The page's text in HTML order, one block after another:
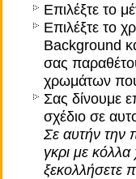
Επιλέξτε το
Επιλέξτε το
Background
σας
χρωμάτων που
Σας δίνουμε
σχέδιο σε
Σε αυτήν την
γκρι με
ξεκολλήσετε